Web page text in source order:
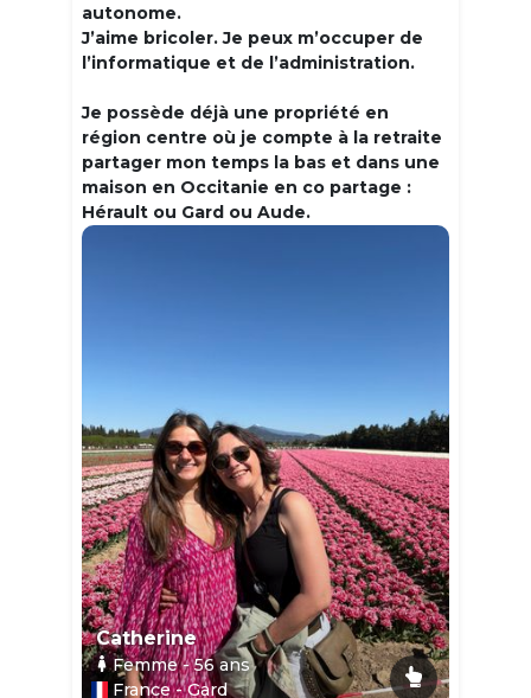
autonome.
J’aime bricoler. Je peux m’occuper de
l’informatique et de l’administration.
Je possède déjà une propriété en
région centre où je compte à la retraite
partager mon temps la bas et dans une
maison en Occitanie en co partage :
Hérault ou Gard ou Aude.
Catherine
Femme- 56ans
France - Gard